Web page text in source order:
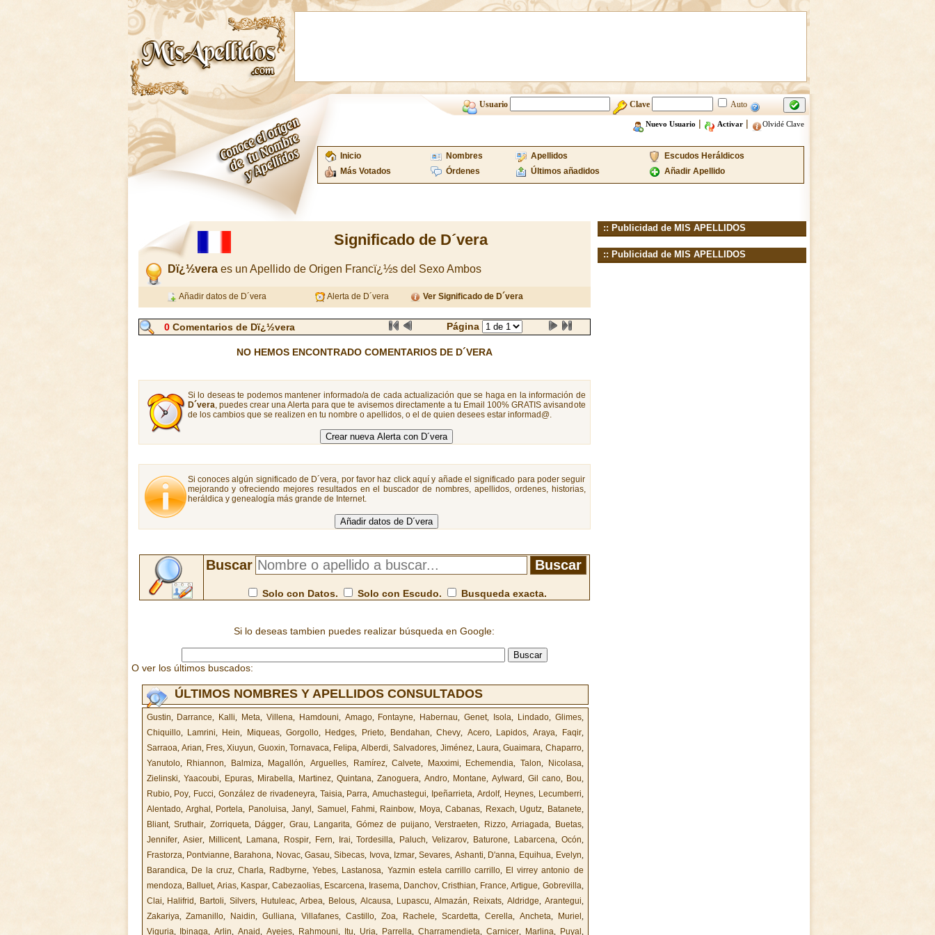
Usuario Clave Auto
Nuevo Usuario | Activar| Olvidé Clave
Inicio Nombres Apellidos
Escudos Heráldicos
Más Votados
Órdenes Últimos añadidos Añadir Apellido
Significado de D´vera
Dï¿½vera es un Apellido de Origen Francï¿½s del Sexo Ambos
Añadir datos de D´vera Alerta de D´vera Ver Significado de D´vera
0Comentarios de Dï¿½vera Página
NO HEMOS ENCONTRADO COMENTARIOS DE D´VERA
Si lo deseas te podemos mantener informado/a de cada actualización que se haga en la información de
D´vera, puedes crear una Alerta para que te avisemos directamente a tu Email 100% GRATIS avisandote
de los cambios que se realizen en tu nombre o apellidos, o el de quien desees estar informad@.
Si conoces algún significado de D´vera, por favor haz click aquí y añade el significado para poder seguir
mejorando y ofreciendo mejores resultados en el buscador de nombres, apellidos, ordenes, historias,
heráldica y genealogía más grande de Internet.
Buscar
Solo con Datos. Solo con Escudo. Busqueda exacta.
Si lo deseas tambien puedes realizar búsqueda en Google:
O ver los últimos buscados:
ÚLTIMOS NOMBRES Y APELLIDOS CONSULTADOS
Gustin, Darrance, Kalli, Meta, Villena, Hamdouni, Amago, Fontayne, Habernau,Genet, Isola, Lindado, Glimes,
Chiquillo, Lamrini, Hein, Miqueas, Gorgollo, Hedges, Prieto, Bendahan,Chevy, Acero, Lapidos,Araya, Faqir,
Sarraoa, Arian, Fres,Xiuyun, Guoxin, Tornavaca, Felipa,Alberdi, Salvadores, Jiménez, Laura,Guaimara, Chaparro,
Yanutolo, Rhiannon, Balmiza, Magallón, Arguelles, Ramírez,Calvete, Maxximi, Echemendia, Talon, Nicolasa,
Zielinski, Yaacoubi, Epuras, Mirabella, Martinez, Quintana, Zanoguera, Andro, Montane, Aylward, Gil cano, Bou,
Rubio, Poy, Fucci,González de rivadeneyra, Taisia, Parra,Amuchastegui, Ipeñarrieta, Ardolf, Heynes, Lecumberri,
Alentado, Arghal , Portela, Panoluisa,Janyl, Samuel , Fahmi, Rainbow, Moya,Cabanas, Rexach, Ugutz, Batanete,
Bliant, Sruthair, Zorriqueta, Dágger, Grau, Langarita, Gómez de puijano, Verstraeten, Rizzo, Arriagada, Buetas,
Jennifer,Asier, Millicent, Lamana, Rospir, Fern, Irai,Tordesilla, Paluch,Velizarov, Baturone, Labarcena, Ocón,
Frastorza, Pontvianne, Barahona, Novac, Gasau,Sibecas, Ivova, Izmar,Sevares, Ashanti, D'anna, Equihua, Evelyn,
Barandica, De la cruz,Charla, Radbyrne,Yebes, Lastanosa, Yazmin estela carrillo carrillo, El virrey antonio de
mendoza, Balluet, Arias, Kaspar, Cabezaolias, Escarcena, Irasema, Danchov,Cristhian, France,Artigue, Gobrevilla,
Clai, Halifrid, Bartoli, Silvers, Hutuleac,Arbea, Belous, Alcausa, Lupascu,Almazán, Reixats, Aldridge, Arantegui,
Zakariya,Zamanillo, Naidin,Gulliana,Villafanes,Castillo,Zoa, Rachele, Scardetta, Cerella, Ancheta, Muriel ,
Viguria, Ibinaga,Arlin,Anaid,Ayejes, Rahmouni, Itu, Uria, Parrella, Charramendieta, Carnicer, Marlina, Puyal ,
:: Publicidad de MIS APELLIDOS
:: Publicidad de MIS APELLIDOS